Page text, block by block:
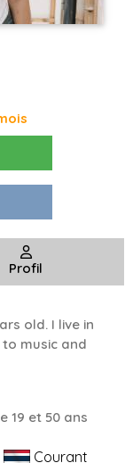
Profil
old. I live in
music and
19 et 50 ans
Courant